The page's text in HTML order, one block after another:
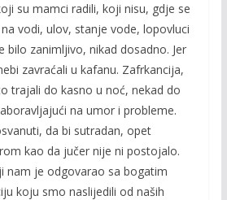
su mamci radili, koji nisu, gdje se
vodi, ulov, stanje vode, lopovluci
bilo zanimljivo, nikad dosadno. Jer
zavraćali u kafanu. Zafrkancija,
trajali do kasno u noć, nekad do
na umor i probleme.
da bi sutradan, opet
kao da jučer nije ni postojalo.
nam je odgovarao sa bogatim
koju smo naslijedili od naših